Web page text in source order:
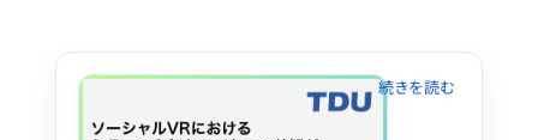
る浮遊感生成を測定し、予測エラーが身
体感覚を創発する過程を検証する。 実験
2では、眉間への接近刺激と視覚的な撫
で動作に対する感覚反応を測定し、VRで